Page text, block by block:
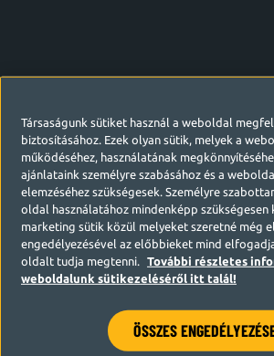
Társaságunk sütiket használ a weboldal
biztosításához. Ezek olyan sütik, melyek a
működéséhez, használatának
ajánlataink személyre szabásához és a
elemzéséhez szükségesek. Személyre
oldal használatához mindenképp szükségesen
marketing sütik közül melyeket szeretné még
engedélyezésével az előbbieket mind
oldalt tudja megtenni.
További részletes
weboldalunk sütikezeléséről itt talál!
ÖSSZES